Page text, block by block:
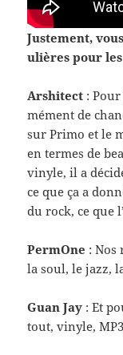
Juste­ment,
ulières pour
Arshi­tect :
mé­ment de
sur Primo et le
en ter­mes de
vinyle, il a
ce que ça a
du rock, ce que
Per­mOne : Nos
la soul, le jazz,
Guan Jay : Et
tout, vinyle,